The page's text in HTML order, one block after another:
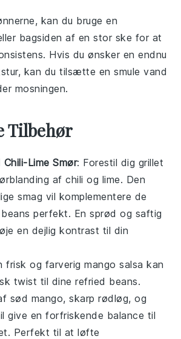
, kan du bruge en
bagsiden af en stor ske for at
Hvis du ønsker en endnu
kan du tilsætte en smulevand
mosningen.
Tilbehør
Lime Smør: Forestil dig grillet
afchili og lime. Den
smag vil komplementere de
perfekt. En sprød og saftig
en dejlig kontrast til din
frisk og farverigmango salsa kan
twist til dinerefried beans.
sød mango, skarprødløg, og
give en forfriskende balance til
Perfekt til at løfte